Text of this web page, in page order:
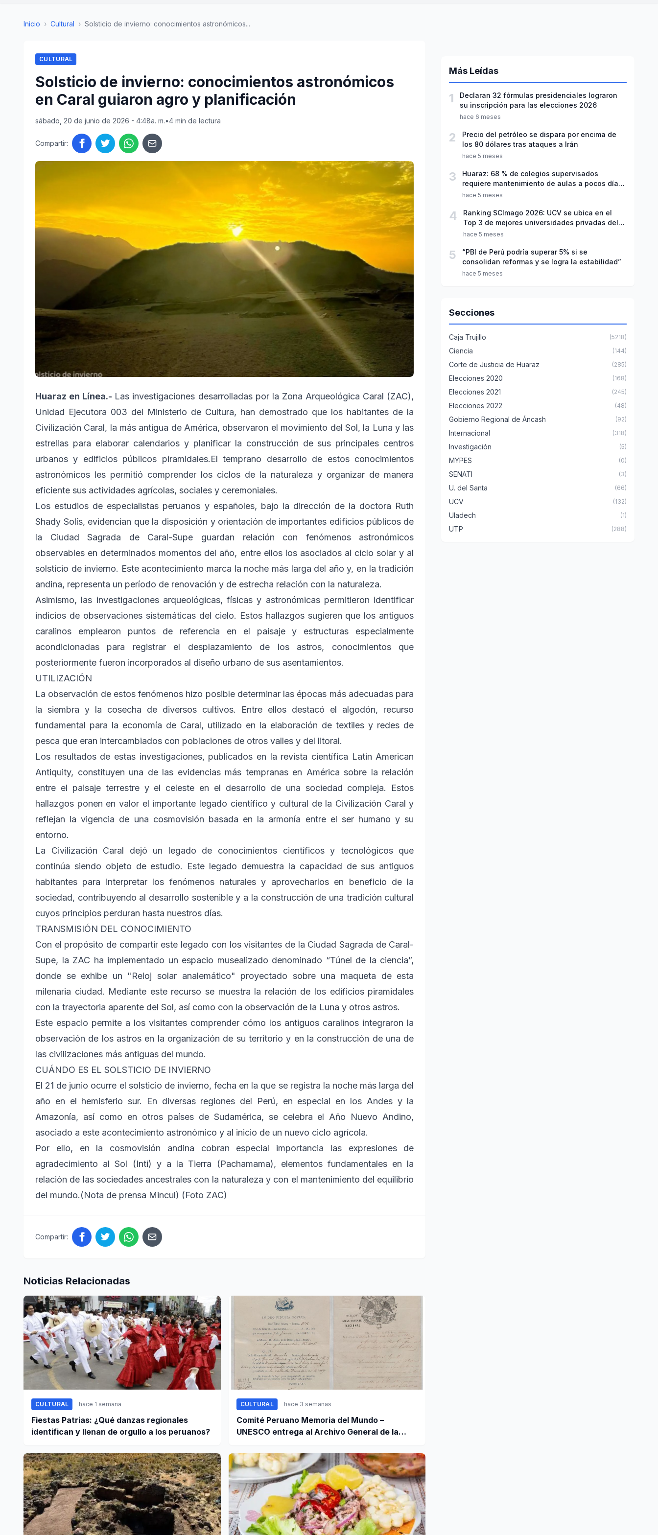
Inicio › Cultural › Solsticio de invierno: conocimientos astronómicos...
CULTURAL
Solsticio de invierno: conocimientos astronómicos
en Caral guiaron agro y planificación
sábado, 20 de junio de 2026 - 4:48a. m.•4 min de lectura
Compartir:
Huaraz en Línea.- Las investigaciones desarrolladas por la Zona Arqueológica Caral (ZAC),
Unidad Ejecutora 003 del Ministerio de Cultura, han demostrado que los habitantes de la
Civilización Caral, la más antigua de América, observaron el movimiento del Sol, la Luna y las
estrellas para elaborar calendarios y planificar la construcción de sus principales centros
urbanos y edificios públicos piramidales.El temprano desarrollo de estos conocimientos
astronómicos les permitió comprender los ciclos de la naturaleza y organizar de manera
eficiente sus actividades agrícolas, sociales y ceremoniales.
Los estudios de especialistas peruanos y españoles, bajo la dirección de la doctora Ruth
Shady Solís, evidencian que la disposición y orientación de importantes edificios públicos de
la Ciudad Sagrada de Caral-Supe guardan relación con fenómenos astronómicos
observables en determinados momentos del año, entre ellos los asociados al ciclo solar y al
solsticio de invierno. Este acontecimiento marca la noche más larga del año y, en la tradición
andina, representa un período de renovación y de estrecha relación con la naturaleza.
Asimismo, las investigaciones arqueológicas, físicas y astronómicas permitieron identificar
indicios de observaciones sistemáticas del cielo. Estos hallazgos sugieren que los antiguos
caralinos emplearon puntos de referencia en el paisaje y estructuras especialmente
acondicionadas para registrar el desplazamiento de los astros, conocimientos que
posteriormente fueron incorporados al diseño urbano de sus asentamientos.
UTILIZACIÓN
La observación de estos fenómenos hizo posible determinar las épocas más adecuadas para
la siembra y la cosecha de diversos cultivos. Entre ellos destacó el algodón, recurso
fundamental para la economía de Caral, utilizado en la elaboración de textiles y redes de
pesca que eran intercambiados con poblaciones de otros valles y del litoral.
Los resultados de estas investigaciones, publicados en la revista científica Latin American
Antiquity, constituyen una de las evidencias más tempranas en América sobre la relación
entre el paisaje terrestre y el celeste en el desarrollo de una sociedad compleja. Estos
hallazgos ponen en valor el importante legado científico y cultural de la Civilización Caral y
reflejan la vigencia de una cosmovisión basada en la armonía entre el ser humano y su
entorno.
La Civilización Caral dejó un legado de conocimientos científicos y tecnológicos que
continúa siendo objeto de estudio. Este legado demuestra la capacidad de sus antiguos
habitantes para interpretar los fenómenos naturales y aprovecharlos en beneficio de la
sociedad, contribuyendo al desarrollo sostenible y a la construcción de una tradición cultural
cuyos principios perduran hasta nuestros días.
TRANSMISIÓN DEL CONOCIMIENTO
Con el propósito de compartir este legado con los visitantes de la Ciudad Sagrada de Caral-
Supe, la ZAC ha implementado un espacio musealizado denominado “Túnel de la ciencia”,
donde se exhibe un "Reloj solar analemático" proyectado sobre una maqueta de esta
milenaria ciudad. Mediante este recurso se muestra la relación de los edificios piramidales
con la trayectoria aparente del Sol, así como con la observación de la Luna y otros astros.
Este espacio permite a los visitantes comprender cómo los antiguos caralinos integraron la
observación de los astros en la organización de su territorio y en la construcción de una de
las civilizaciones más antiguas del mundo.
CUÁNDO ES EL SOLSTICIO DE INVIERNO
El 21 de junio ocurre el solsticio de invierno, fecha en la que se registra la noche más larga del
año en el hemisferio sur. En diversas regiones del Perú, en especial en los Andes y la
Amazonía, así como en otros países de Sudamérica, se celebra el Año Nuevo Andino,
asociado a este acontecimiento astronómico y al inicio de un nuevo ciclo agrícola.
Por ello, en la cosmovisión andina cobran especial importancia las expresiones de
agradecimiento al Sol (Inti) y a la Tierra (Pachamama), elementos fundamentales en la
relación de las sociedades ancestrales con la naturaleza y con el mantenimiento del equilibrio
del mundo.(Nota de prensa Mincul) (Foto ZAC)
Compartir:
Noticias Relacionadas
CULTURAL hace 1 semana
Fiestas Patrias: ¿Qué danzas regionales
identifican y llenan de orgullo a los peruanos?
CULTURAL hace 3 semanas
Comité Peruano Memoria del Mundo –
UNESCO entrega al Archivo General de la
patrimonios documentales
Más Leídas
1
Declaran 32 fórmulas presidenciales lograron
su inscripción para las elecciones 2026
hace 6 meses
2
Precio del petróleo se dispara por encima de
los 80 dólares tras ataques a Irán
hace 5 meses
3
Huaraz: 68 % de colegios supervisados
requiere mantenimiento de aulas a pocos días
de inicio del año escolar 2026
hace 5 meses
4
Ranking SCImago 2026: UCV se ubica en el
Top 3 de mejores universidades privadas del
Perú
hace 5 meses
5
“PBI de Perú podría superar 5% si se
consolidan reformas y se logra la estabilidad”
hace 5 meses
Secciones
Caja Trujillo (5218)
Ciencia (144)
Corte de Justicia de Huaraz (285)
Elecciones 2020 (168)
Elecciones 2021 (245)
Elecciones 2022 (48)
Gobierno Regional de Áncash (92)
Internacional (318)
Investigación (5)
MYPES (0)
SENATI (3)
U. del Santa (66)
UCV (132)
Uladech (1)
UTP (288)